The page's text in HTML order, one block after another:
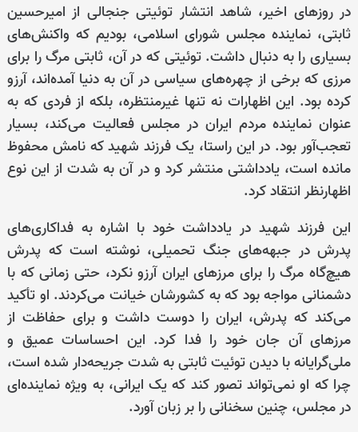
در روزهای اخیر، شاهد انتشار توئیتی جنجالی از امیرحسین
ثابتی، نماینده مجلس شورای اسلامی، بودیم که واکنش‌های
بسیاری را به دنبال داشت. توئیتی که در آن، ثابتی مرگ را برای
مرزی که برخی از چهره‌های سیاسی در آن به دنیا آمده‌اند، آرزو
کرده بود. این اظهارات نه تنها غیرمنتظره، بلکه از فردی که به
عنوان نماینده مردم ایران در مجلس فعالیت می‌کند، بسیار
تعجب‌آور بود. در این راستا، یک فرزند شهید که نامش محفوظ
مانده است، یادداشتی منتشر کرد و در آن به شدت از این نوع
اظهارنظر انتقاد کرد.
این فرزند شهید در یادداشت خود با اشاره به فداکاری‌های
پدرش در جبهه‌های جنگ تحمیلی، نوشته است که پدرش
هیچ‌گاه مرگ را برای مرزهای ایران آرزو نکرد، حتی زمانی که با
دشمنانی مواجه بود که به کشورشان خیانت می‌کردند. او تأکید
می‌کند که پدرش، ایران را دوست داشت و برای حفاظت از
مرزهای آن جان خود را فدا کرد. این احساسات عمیق و
ملی‌گرایانه با دیدن توئیت ثابتی به شدت جریحه‌دار شده است،
چرا که او نمی‌تواند تصور کند که یک ایرانی، به ویژه نماینده‌ای
در مجلس، چنین سخنانی را بر زبان آورد.